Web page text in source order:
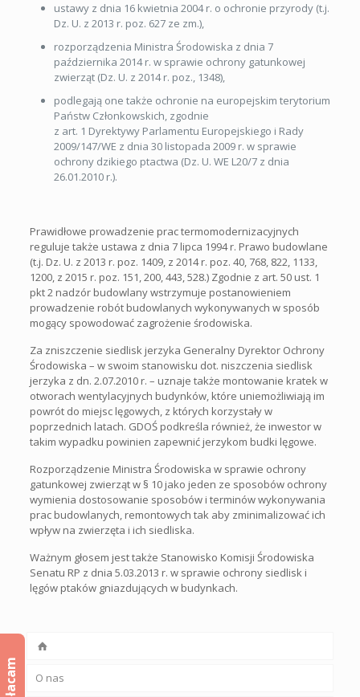
ustawy z dnia 16 kwietnia 2004 r. o ochronie przyrody (t.j.
Dz. U. z 2013 r. poz. 627 ze zm.),
rozporządzenia Ministra Środowiska z dnia 7
października 2014 r. w sprawie ochrony gatunkowej
zwierząt (Dz. U. z 2014 r. poz., 1348),
podlegają one także ochronie na europejskim terytorium
Państw Członkowskich, zgodnie
z art. 1 Dyrektywy Parlamentu Europejskiego i Rady
2009/147/WE z dnia 30 listopada 2009 r. w sprawie
ochrony dzikiego ptactwa (Dz. U. WE L20/7 z dnia
26.01.2010 r.).
Prawidłowe prowadzenie prac termomodernizacyjnych
reguluje także ustawa z dnia 7 lipca 1994 r. Prawo budowlane
(t.j. Dz. U. z 2013 r. poz. 1409, z 2014 r. poz. 40, 768, 822, 1133,
1200, z 2015 r. poz. 151, 200, 443, 528.) Zgodnie z art. 50 ust. 1
pkt 2 nadzór budowlany wstrzymuje postanowieniem
prowadzenie robót budowlanych wykonywanych w sposób
mogący spowodować zagrożenie środowiska.
Za zniszczenie siedlisk jerzyka Generalny Dyrektor Ochrony
Środowiska – w swoim stanowisku dot. niszczenia siedlisk
jerzyka z dn. 2.07.2010 r. – uznaje także montowanie kratek w
otworach wentylacyjnych budynków, które uniemożliwiają im
powrót do miejsc lęgowych, z których korzystały w
poprzednich latach. GDOŚ podkreśla również, że inwestor w
takim wypadku powinien zapewnić jerzykom budki lęgowe.
Rozporządzenie Ministra Środowiska w sprawie ochrony
gatunkowej zwierząt w § 10 jako jeden ze sposobów ochrony
wymienia dostosowanie sposobów i terminów wykonywania
prac budowlanych, remontowych tak aby zminimalizować ich
wpływ na zwierzęta i ich siedliska.
Ważnym głosem jest także Stanowisko Komisji Środowiska
Senatu RP z dnia 5.03.2013 r. w sprawie ochrony siedlisk i
lęgów ptaków gniazdujących w budynkach.
O nas